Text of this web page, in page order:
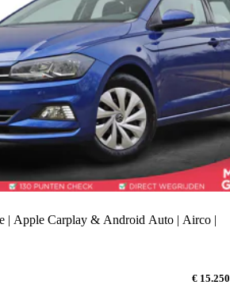
| Apple Carplay & Android Auto | Airco |
€ 15.250